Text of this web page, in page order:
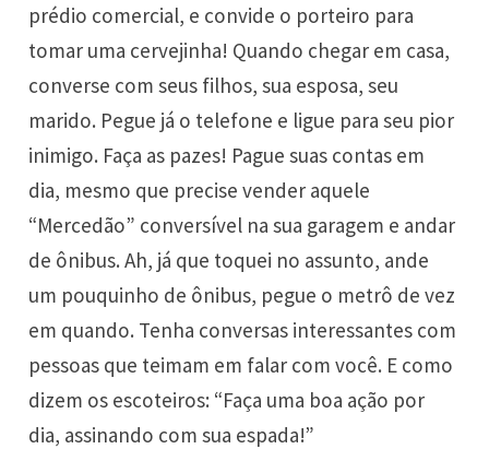
prédio comercial, e convide o porteiro para
tomar uma cervejinha! Quando chegar em casa,
converse com seus filhos, sua esposa, seu
marido. Pegue já o telefone e ligue para seu pior
inimigo. Faça as pazes! Pague suas contas em
dia, mesmo que precise vender aquele
“Mercedão” conversível na sua garagem e andar
de ônibus. Ah, já que toquei no assunto, ande
um pouquinho de ônibus, pegue o metrô de vez
em quando. Tenha conversas interessantes com
pessoas que teimam em falar com você. E como
dizem os escoteiros: “Faça uma boa ação por
dia, assinando com sua espada!”